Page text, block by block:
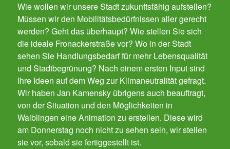
Wie wollen wir unsere Stadt zukunftsfähig aufstellen?
Müssen wir den Mobilitätsbedürfnissen aller gerecht
werden? Geht das überhaupt? Wie stellen Sie sich
die ideale Fronackerstraße vor? Wo in der Stadt
sehen Sie Handlungsbedarf für mehr Lebensqualität
und Stadtbegrünung? Nach einem ersten Input sind
Ihre Ideen auf dem Weg zur Klimaneutralität gefragt.
Wir haben Jan Kamensky übrigens auch beauftragt,
von der Situation und den Möglichkeiten in
Waiblingen eine Animation zu erstellen. Diese wird
am Donnerstag noch nicht zu sehen sein, wir stellen
sie vor, sobald sie fertiggestellt ist.